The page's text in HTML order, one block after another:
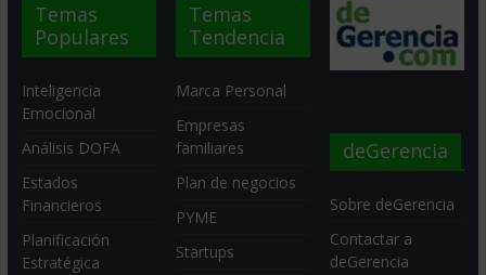
Temas
Populares
Inteligencia
Emocional
Análisis DOFA
Estados
Financieros
Planificación
Estratégica
Temas
Tendencia
Marca Personal
Empresas
familiares
Plan de negocios
PYME
Startups
deGerencia
Sobre deGerencia
Contactar a
deGerencia